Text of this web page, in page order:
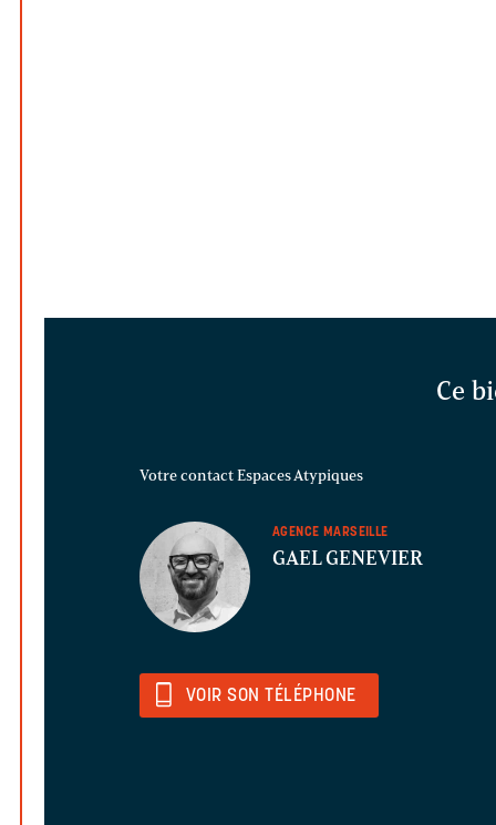
Ce
Votre contact Espaces Atypiques
AGENCE MARSEILLE
GAEL GENEVIER
VOIR SON TÉLÉPHONE